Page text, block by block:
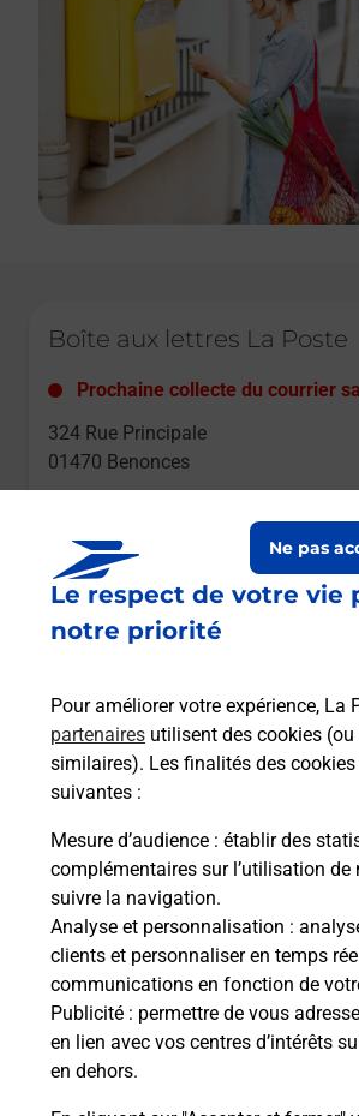
Le respect de votre vie
notre priorité
Pour améliorer votre expérience, La
partenaires utilisent des cookies
similaires). Les finalités des
suivantes :
Mesure d’audience : établir des
complémentaires sur l’utilisation de
suivre la navigation.
Analyse et personnalisation :
clients et personnaliser en temps
communications en fonction de
Publicité : permettre de vous
en lien avec vos centres d’intérêts
en dehors.
Ne pas
Boîte aux lettres La Poste
Prochaine collecte du courrier
324 Rue Principale
01470 Benonces
Boîte aux lettres La Poste
667 Rue Principale
01470 Benonces
Le lien s'ouvre dans un nouvel onglet
Boîte aux Lettres La Poste
Prochaine collecte du courrier
19 Rue Des Vignes
01470 Benonces
Le lien s'ouvre dans un nouvel onglet